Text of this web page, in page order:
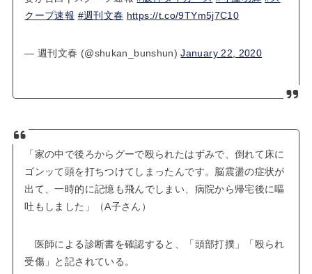
クープ速報 #週刊文春 https://t.co/9TYm5j7C10
— 週刊文春 (@shukan_bunshun)January 22, 2020
「家の中で後ろからグーで殴られたはずみで、倒れて床に
ゴンッて頭を打ちつけてしまったんです。脳震盪の症状が
出て、一時的に記憶も飛んでしまい、病院から帰宅後に嘔
吐もしました」（A子さん）
医師による診断書を確認すると、「頭部打撲」「殴られ
受傷」と記されている。